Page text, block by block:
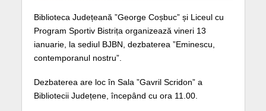
Biblioteca Județeană ”George Coșbuc” și Liceul cu
Program Sportiv Bistrița organizează vineri 13
ianuarie, la sediul BJBN, dezbaterea ”Eminescu,
contemporanul nostru”.
Dezbaterea are loc în Sala ”Gavril Scridon” a
Bibliotecii Județene, începând cu ora 11.00.